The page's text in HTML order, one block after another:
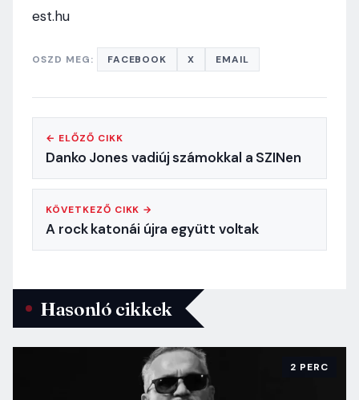
est.hu
OSZD MEG: FACEBOOK X EMAIL
← ELŐZŐ CIKK
Danko Jones vadiúj számokkal a SZINen
KÖVETKEZŐ CIKK →
A rock katonái újra együtt voltak
Hasonló cikkek
2 PERC